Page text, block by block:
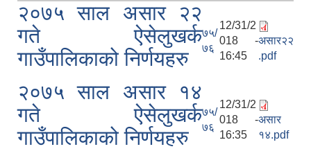
२०७५ साल असार २२
गते ऐसेलुखर्क
गाउँपालिकाको निर्णयहरु
७५/
७६
12/31/2
018 -
16:45
असार२२
.pdf
२०७५ साल असार १४
गते ऐसेलुखर्क
गाउँपालिकाको निर्णयहरु
७५/
७६
12/31/2
018 -
16:35
असार
१४.pdf